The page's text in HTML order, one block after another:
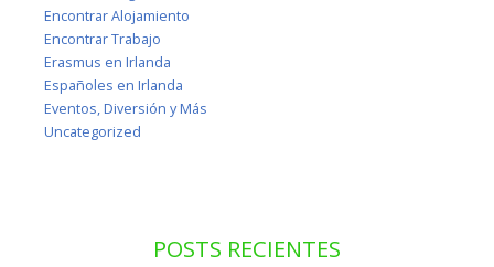
Encontrar Alojamiento
Encontrar Trabajo
Erasmus en Irlanda
Españoles en Irlanda
Eventos, Diversión y Más
Uncategorized
POSTS RECIENTES